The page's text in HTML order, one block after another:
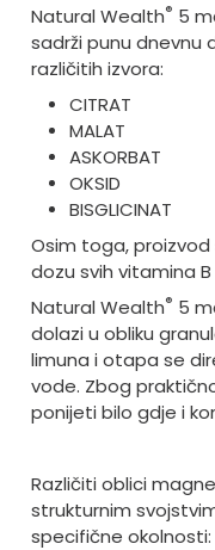
Natural Wealth® 5
sadrži punu dnevnu
različitih izvora:
CITRAT
MALAT
ASKORBAT
OKSID
BISGLICINAT
Osim toga,
dozu svih vitamina
Natural Wealth® 5
dolazi u obliku
limuna i otapa se
vode. Zbog
ponijeti bilo gdje i
Različiti oblici
strukturnim
specifične okolnosti: